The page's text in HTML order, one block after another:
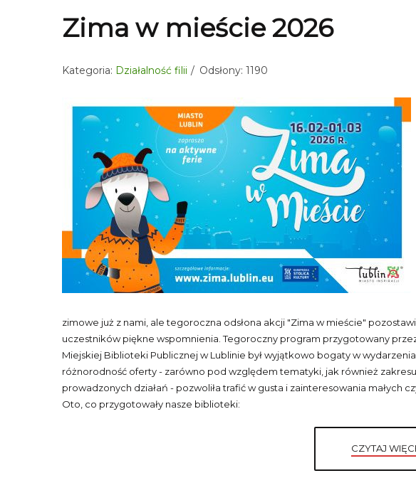
Zima w mieście 2026
Kategoria: Działalność filii Odsłony: 1190
zimowe już z nami, ale tegoroczna odsłona akcji "Zima w mieście"
uczestników piękne wspomnienia. Tegoroczny program przygotowany
Miejskiej Biblioteki Publicznej w Lublinie był wyjątkowo bogaty w
różnorodność oferty - zarówno pod względem tematyki, jak również zakresu
prowadzonych działań - pozwoliła trafić w gusta i zainteresowania małych
Oto, co przygotowały nasze biblioteki:
CZYTAJ